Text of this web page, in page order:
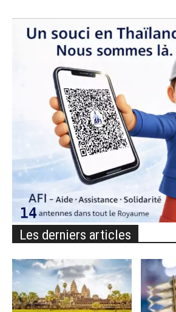
Les derniers articles